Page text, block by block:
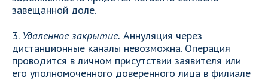
завещанной доле.
3. Удаленное закрытие. Аннуляция через
дистанционные каналы невозможна. Операция
проводится в личном присутствии заявителя или
его уполномоченного доверенного лица в филиале